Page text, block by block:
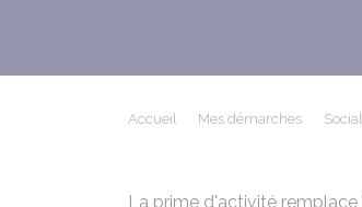
Accueil Mes démarches
La prime d'activité